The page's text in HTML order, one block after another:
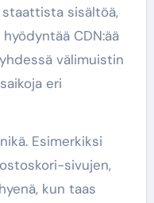
sisältöä,
CDN:ää
välimuistin
eri
Esimerkiksi
sivujen,
kun taas